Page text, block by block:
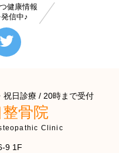
健康情報
信中♪
祝日診療 / 20時まで受付
骨院
Clinic
9 1F